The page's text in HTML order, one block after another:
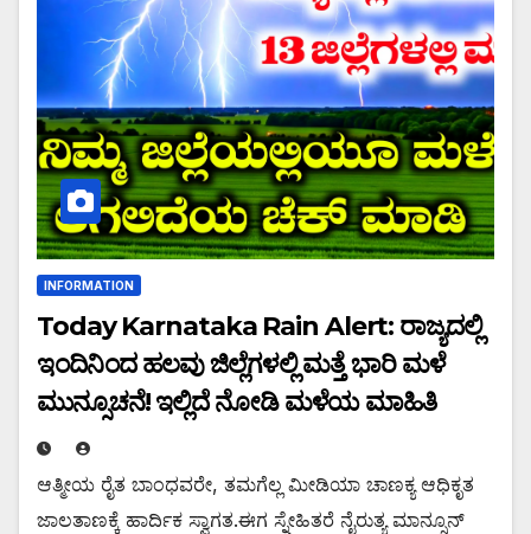
INFORMATION
Today Karnataka Rain Alert: ರಾಜ್ಯದಲ್ಲಿ
ಇಂದಿನಿಂದ ಹಲವು ಜಿಲ್ಲೆಗಳಲ್ಲಿ ಮತ್ತೆ ಭಾರಿ ಮಳೆ
ಮುನ್ಸೂಚನೆ! ಇಲ್ಲಿದೆ ನೋಡಿ ಮಳೆಯ ಮಾಹಿತಿ
ಆತ್ಮೀಯ ರೈತ ಬಾಂಧವರೇ, ತಮಗೆಲ್ಲ ಮೀಡಿಯಾ ಚಾಣಕ್ಯ ಆಧಿಕೃತ
ಜಾಲತಾಣಕ್ಕೆ ಹಾರ್ದಿಕ ಸ್ವಾಗತ.ಈಗ ಸ್ನೇಹಿತರೆ ನೈರುತ್ಯ ಮಾನ್ಸೂನ್